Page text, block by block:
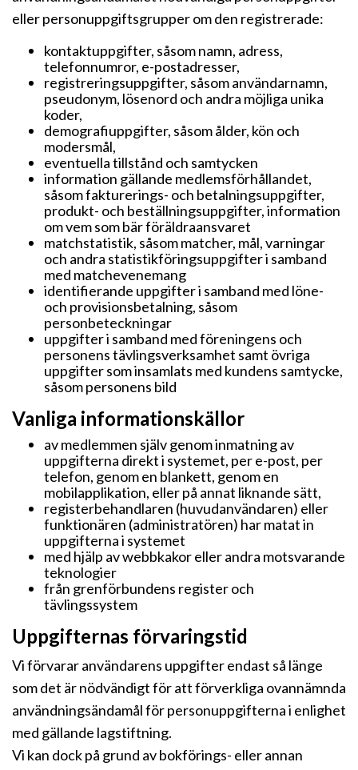
eller personuppgiftsgrupper om den registrerade:
kontaktuppgifter, såsom namn, adress,
telefonnumror, e-postadresser,
registreringsuppgifter, såsom användarnamn,
pseudonym, lösenord och andra möjliga unika
koder,
demografiuppgifter, såsom ålder, kön och
modersmål,
eventuella tillstånd och samtycken
information gällande medlemsförhållandet,
såsom fakturerings- och betalningsuppgifter,
produkt- och beställningsuppgifter, information
om vem som bär föräldraansvaret
matchstatistik, såsom matcher, mål, varningar
och andra statistikföringsuppgifter i samband
med matchevenemang
identifierande uppgifter i samband med löne-
och provisionsbetalning, såsom
personbeteckningar
uppgifter i samband med föreningens och
personens tävlingsverksamhet samt övriga
uppgifter som insamlats med kundens samtycke,
såsom personens bild
Vanliga informationskällor
av medlemmen själv genom inmatning av
uppgifterna direkt i systemet, per e-post, per
telefon, genom en blankett, genom en
mobilapplikation, eller på annat liknande sätt,
registerbehandlaren (huvudanvändaren) eller
funktionären (administratören) har matat in
uppgifterna i systemet
med hjälp av webbkakor eller andra motsvarande
teknologier
från grenförbundens register och
tävlingssystem
Uppgifternas förvaringstid
Vi förvarar användarens uppgifter endast så länge
som det är nödvändigt för att förverkliga ovannämnda
användningsändamål för personuppgifterna i enlighet
med gällande lagstiftning.
Vi kan dock på grund av bokförings- eller annan